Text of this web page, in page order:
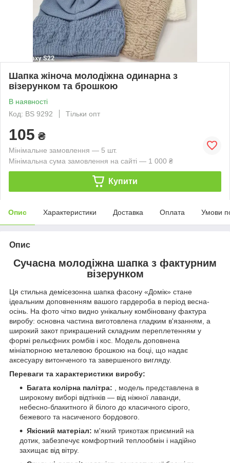
Шапка жіноча молодіжна одинарна з
візерунком та брошкою
В наявності
Код: BS 9292
Тільки опт
105 ₴
Мінімальне замовлення — 5 шт.
Мінімальна сума замовлення на сайті — 1 000 ₴
Купити
Опис Характеристики Доставка Оплата Умови
Опис
Сучасна молодіжна шапка з фактурним
візерунком
Ця стильна демісезонна шапка фасону «Домік» стане
ідеальним доповненням вашого гардероба в період весна-
осінь. На фото чітко видно унікальну комбіновану фактура
виробу: основна частина виготовлена гладким в'язанням, а
широкий закот прикрашений складним переплетенням у
формі рельєфних ромбів і кос. Модель доповнена
мініатюрною металевою брошкою на боці, що надає
аксесуару витонченого та завершеного вигляду.
Переваги та характеристики виробу:
Багата колірна палітра: , модель представлена в
широкому виборі відтінків — від ніжної лаванди,
небесно-блакитного й білого до класичного сірого,
бежевого та насиченого бордового.
Якісний матеріал: м'який трикотаж приємний на
дотик, забезпечує комфортний теплообмін і надійно
захищає від вітру.